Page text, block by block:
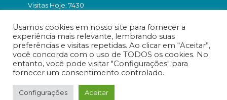
Visitas Hoje: 7430
Todos os direitos reservados.
Usamos cookies em nosso site para fornecer a
experiência mais relevante, lembrando suas
preferências e visitas repetidas. Ao clicar em “Aceitar”,
você concorda com o uso de TODOS os cookies. No
entanto, você pode visitar "Configurações" para
fornecer um consentimento controlado.
Configurações Aceitar